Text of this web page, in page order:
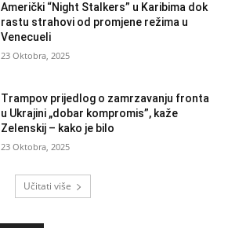
Američki “Night Stalkers” u Karibima dok
rastu strahovi od promjene režima u
Venecueli
23 Oktobra, 2025
Trampov prijedlog o zamrzavanju fronta
u Ukrajini „dobar kompromis”, kaže
Zelenskij – kako je bilo
23 Oktobra, 2025
Učitati više